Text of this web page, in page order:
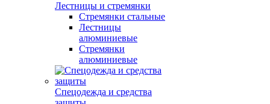
Лестницы и стремянки
Стремянки стальные
Лестницы
алюминиевые
Стремянки
алюминиевые
Спецодежда и средства